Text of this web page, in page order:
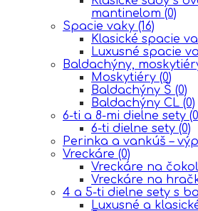
mantinelom (0)
Spacie vaky (16)
Klasické spacie
Luxusné spacie
Baldachýny,
Moskytiéry (0)
Baldachýny Š (0)
Baldachýny CL (0)
6-ti a 8-mi dielne sety
6-ti dielne sety (0)
Perinka a vankúš –
Vreckáre (0)
Vreckáre na
Vreckáre na
4 a 5-ti dielne sety s
Luxusné a